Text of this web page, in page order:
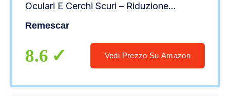
Oculari E Cerchi Scuri – Riduzione
Dell’aspetto Dei Piedi Di Corvo – Crema
Remescar
8.6 Vedi Prezzo Su Amazon